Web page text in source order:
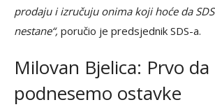
prodaju i izručuju onima koji hoće da SDS
nestane“, poručio je predsjednik SDS-a.
Milovan Bjelica: Prvo da
podnesemo ostavke